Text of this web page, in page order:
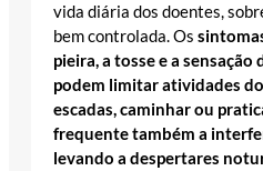
vida diária dos doentes,
bem controlada. Os
pieira, a tosse e a
podem limitar atividades
escadas, caminhar ou
frequente também a
levando a despertares